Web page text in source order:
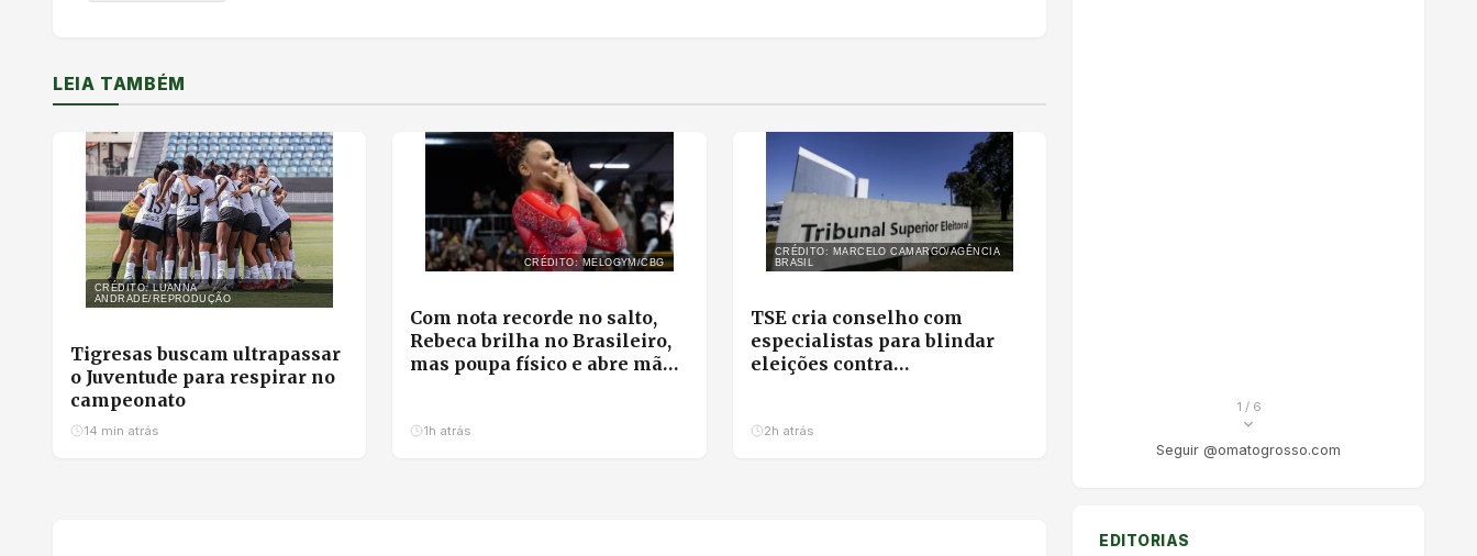
LEIA TAMBÉM
CRÉDITO: LUANNA
ANDRADE/REPRODUÇÃO
Tigresas buscam ultrapassar
o Juventude para respirar no
campeonato
14 min atrás
CRÉDITO: MELOGYM/CBG
Com nota recorde no salto,
Rebeca brilha no Brasileiro,
mas poupa físico e abre mão
1h atrás
CRÉDITO: MARCELO CAMARGO/AGÊNCIA
BRASIL
TSE cria conselho com
especialistas para blindar
eleições contra
2h atrás
1 / 6
Seguir @omatogrosso.com
EDITORIAS